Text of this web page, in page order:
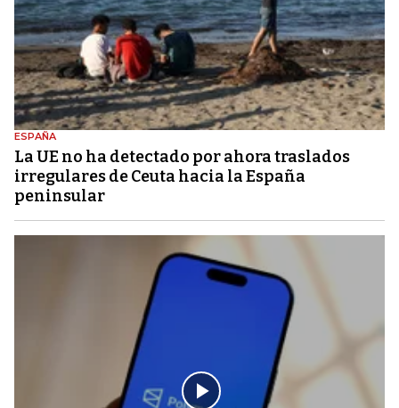
ESPAÑA
La UE no ha detectado por ahora traslados
irregulares de Ceuta hacia la España
peninsular